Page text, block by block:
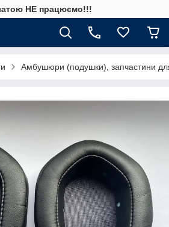
НЕ працюємо!!!
Амбушюри (подушки), запчастини